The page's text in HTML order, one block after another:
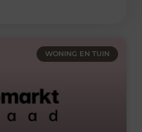
WONING EN TUIN